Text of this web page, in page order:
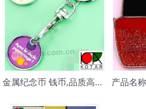
金属纪念币 钱币,品质高档,做工精美,LOGO可刷,镭射广告语印